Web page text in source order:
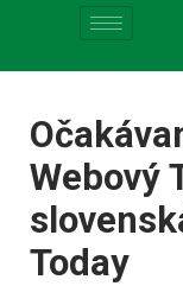
Webový
Today